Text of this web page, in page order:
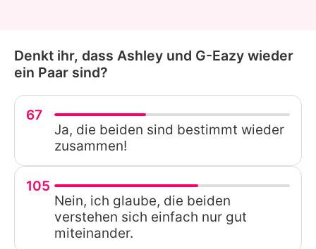
Denkt ihr, dass Ashley und G-Eazy wieder
ein Paar sind?
67
Ja, die beiden sind bestimmt wieder
zusammen!
105
Nein, ich glaube, die beiden
verstehen sich einfach nur gut
miteinander.